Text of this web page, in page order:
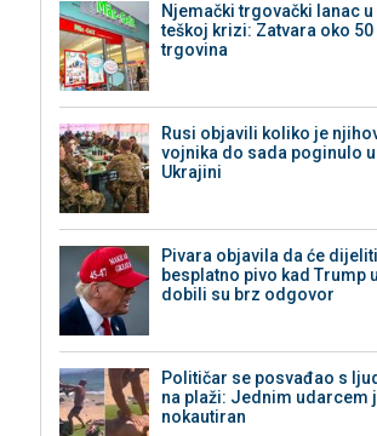
Njemački trgovački lanac u
teškoj krizi: Zatvara oko 50
trgovina
Rusi objavili koliko je
vojnika do sada poginulo u
Ukrajini
Pivara objavila da će dijeliti
besplatno pivo kad Trump
dobili su brz odgovor
Političar se posvađao s
na plaži: Jednim udarcem
nokautiran